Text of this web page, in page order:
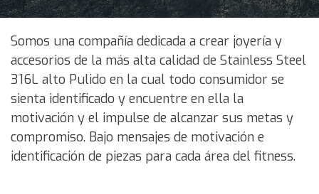
Somos una compañía dedicada a crear joyería y
accesorios de la más alta calidad de Stainless Steel
316L alto Pulido en la cual todo consumidor se
sienta identificado y encuentre en ella la
motivación y el impulse de alcanzar sus metas y
compromiso. Bajo mensajes de motivación e
identificación de piezas para cada área del fitness.